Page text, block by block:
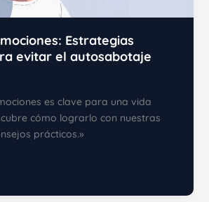
Estrategias
evitar el autosabotaje
es clave para una vida
cómo lograrlo con nuestras
prácticos.»